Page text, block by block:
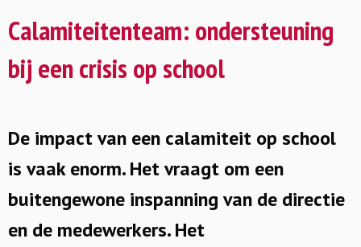
Calamiteitenteam: ondersteuning
bij een crisis op school
De impact van een calamiteit op school
is vaak enorm. Het vraagt om een
buitengewone inspanning van de directie
en de medewerkers. Het